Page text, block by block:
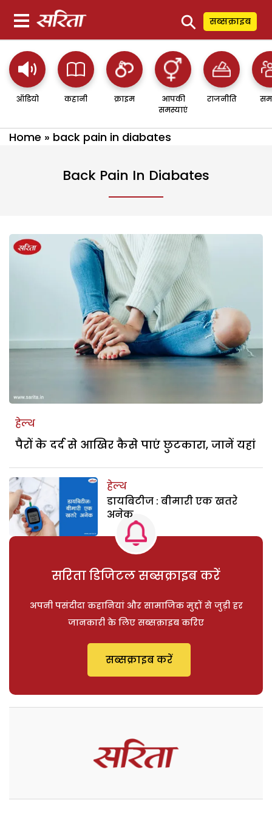
⚲ सब्सक्राइब
ऑडियो कहानी क्राइम
आपकी
समस्याएं
राजनीति
Home » back pain in diabates
Back Pain In Diabates
हेल्थ
पैरों के दर्द से आखिर कैसे पाएं छुटकारा, जानें यहां
हेल्थ
डायबिटीज : बीमारी एक खतरे
अनेक
सरिता डिजिटल सब्सक्राइब करें
अपनी पसंदीदा कहानियां और सामाजिक मुद्दों से जुड़ी हर
जानकारी के लिए सब्सक्राइब करिए
सब्सक्राइब करें